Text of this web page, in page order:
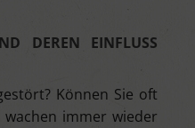
DEREN EINFLUSS
Können Sie oft
immer wieder